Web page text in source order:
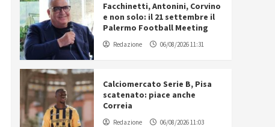
Facchinetti, Antonini, Corvino
e non solo: il 21 settembre il
Palermo Football Meeting
Redazione 06/08/2026 11:31
Calciomercato Serie B, Pisa
scatenato: piace anche
Correia
Redazione 06/08/2026 11:03